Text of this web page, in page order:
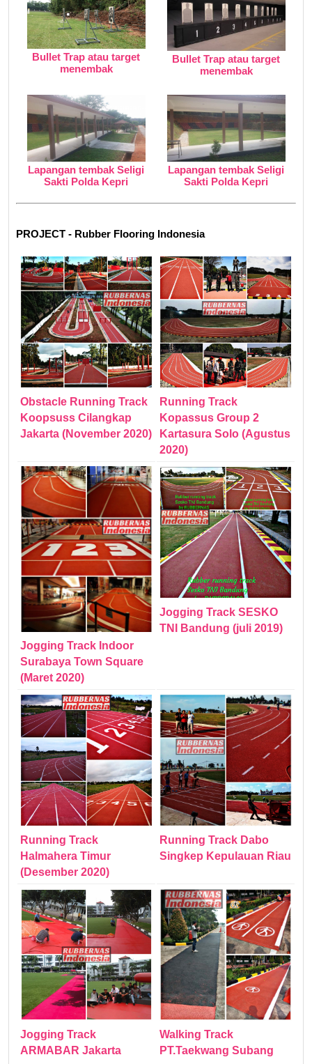
Bullet Trap atau target
menembak
Bullet Trap atau target
menembak
Lapangan tembak Seligi
Sakti Polda Kepri
Lapangan tembak Seligi
Sakti Polda Kepri
PROJECT - Rubber Flooring Indonesia
Obstacle Running Track
Koopsuss Cilangkap
Jakarta (November 2020)
Running Track
Kopassus Group 2
Kartasura Solo (Agustus
2020)
Jogging Track Indoor
Surabaya Town Square
(Maret 2020)
Jogging Track SESKO
TNI Bandung (juli 2019)
Running Track
Halmahera Timur
(Desember 2020)
Running Track Dabo
Singkep Kepulauan Riau
Jogging Track
ARMABAR Jakarta
Walking Track
PT.Taekwang Subang